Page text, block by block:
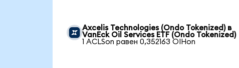
Axcelis Technologies (Ondo Tokenized) в
VanEck Oil Services ETF (Ondo Tokenized)
1 ACLSon равен 0,352163 OIHon